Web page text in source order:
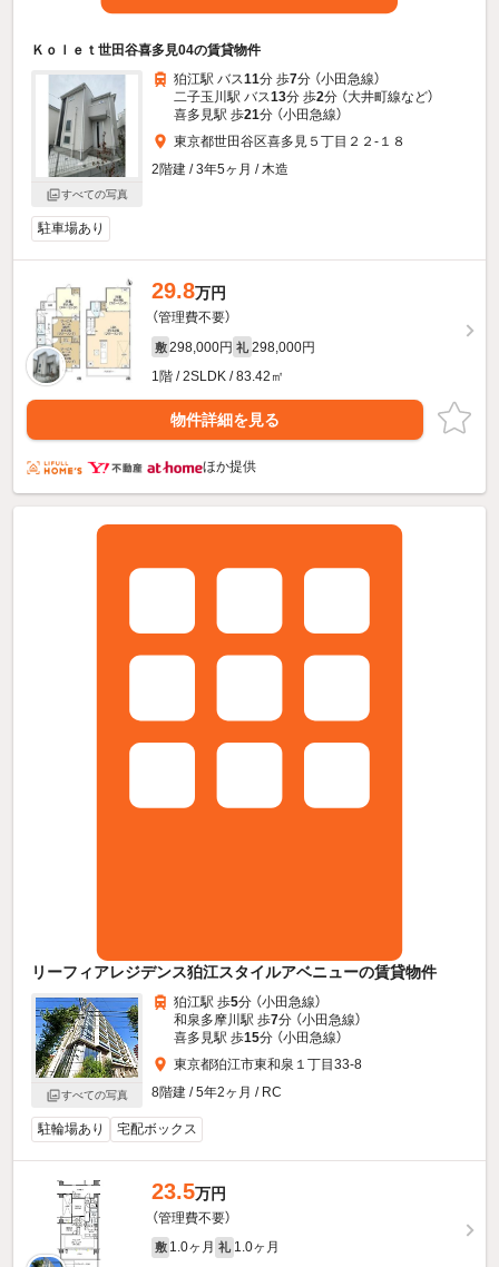
Ｋｏｌｅｔ世田谷喜多見04の賃貸物件
すべての写真
狛江駅 バス11分 歩7分 （小田急線）
二子玉川駅 バス13分 歩2分 （大井町線など）
喜多見駅 歩21分 （小田急線）
東京都世田谷区喜多見５丁目２２-１８
2階建 / 3年5ヶ月 / 木造
駐車場あり
29.8万円
（管理費不要）
敷 298,000円 礼 298,000円
1階 / 2SLDK / 83.42㎡
物件詳細を見る
ほか提供
リーフィアレジデンス狛江スタイルアベニューの賃貸物件
すべての写真
狛江駅 歩5分 （小田急線）
和泉多摩川駅 歩7分 （小田急線）
喜多見駅 歩15分 （小田急線）
東京都狛江市東和泉１丁目33-8
8階建 / 5年2ヶ月 / RC
駐輪場あり 宅配ボックス
23.5万円
（管理費不要）
敷 1.0ヶ月 礼 1.0ヶ月